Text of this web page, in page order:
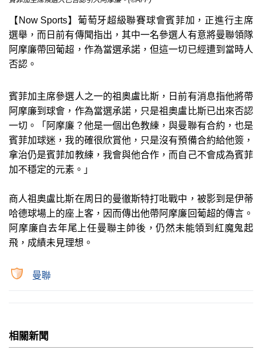
【Now Sports】葡萄牙超級聯賽球會賓菲加，正進行主席
選舉，而日前有傳聞指出，其中一名參選人有意將曼聯領隊
阿摩廉帶回葡超，作為當選承諾，但這一切已經遭到當時人
否認。
賓菲加主席參選人之一的祖奧盧比斯，日前有消息指他將帶
阿摩廉到球會，作為當選承諾，只是祖奧盧比斯已出來否認
一切。「阿摩廉？他是一個出色教練，與曼聯有合約，也是
賓菲加球迷，我的確很欣賞他，只是沒有預備合約給他簽，
拿治仍是賓菲加教練，我會與他合作，而自己不會成為賓菲
加不穩定的元素。」
商人祖奧盧比斯在周日的曼徹斯特打吡戰中，被影到是伊蒂
哈德球場上的座上客，因而傳出他帶阿摩廉回葡超的傳言。
阿摩廉自去年尾上任曼聯主帥後，仍然未能領到紅魔鬼起
飛，成績未見理想。
曼聯
相關新聞